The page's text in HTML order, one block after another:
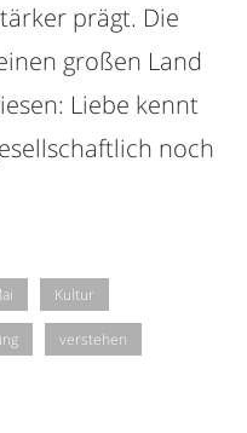
prägt. Die
großen Land
Liebe kennt
noch
Kultur
verstehen